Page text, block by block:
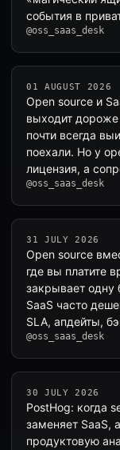
события в
@oss_saas_desk
01 AUGUST 2026
Open source и
выходит
почти всегда
поехали. Но у
лицензия, а
@oss_saas_desk
31 JULY 2026
Open source
где вы платите
закрывает одну
SaaS часто
SLA, апдейты,
@oss_saas_desk
30 JULY 2026
PostHog: когда
заменяет SaaS,
продуктовую